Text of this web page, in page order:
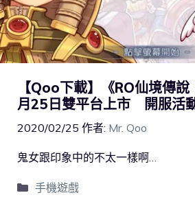
【Qoo下載】《RO仙境傳
月25日雙平台上市 開服活
2020/02/25 作者: Mr. Qoo
鬼女跟印象中的不太一樣啊…
手機遊戲